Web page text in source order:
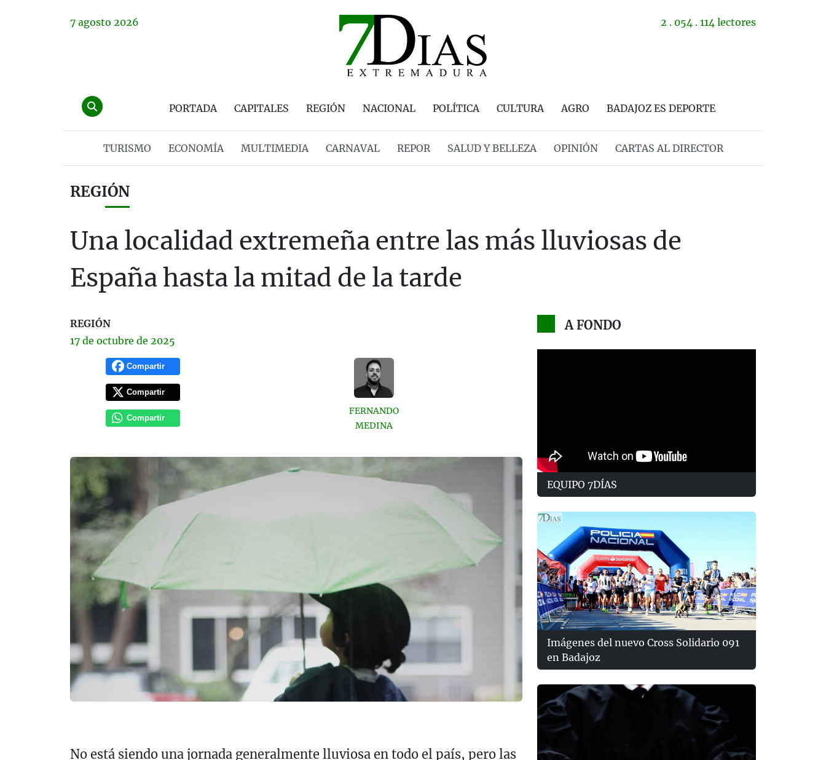
7 agosto 2026 2 . 054 . 114 lectores
PORTADA CAPITALES REGIÓN NACIONAL POLÍTICA CULTURA AGRO BADAJOZ ES DEPORTE
TURISMO ECONOMÍA MULTIMEDIA CARNAVAL REPOR SALUD Y BELLEZA OPINIÓN CARTAS AL DIRECTOR
REGIÓN
Una localidad extremeña entre las más lluviosas de
España hasta la mitad de la tarde
REGIÓN
17 de octubre de 2025
Compartir
Compartir
Compartir
FERNANDO
MEDINA
No está siendo una jornada generalmente lluviosa en todo el país, pero las
A FONDO
EQUIPO 7DÍAS
Imágenes del nuevo Cross Solidario 091
en Badajoz